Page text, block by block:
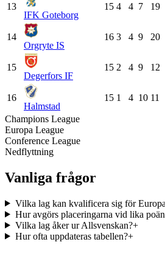
13
IFK Goteborg
15 4 4 7 19
14
Orgryte IS
16 3 4 9 20
15
Degerfors IF
15 2 4 9 12
16
Halmstad
15 1 4 10 11
Champions League
Europa League
Conference League
Nedflyttning
Vanliga frågor
Vilka lag kan kvalificera sig för
Hur avgörs placeringarna vid lika
Vilka lag åker ur Allsvenskan?+
Hur ofta uppdateras tabellen?+